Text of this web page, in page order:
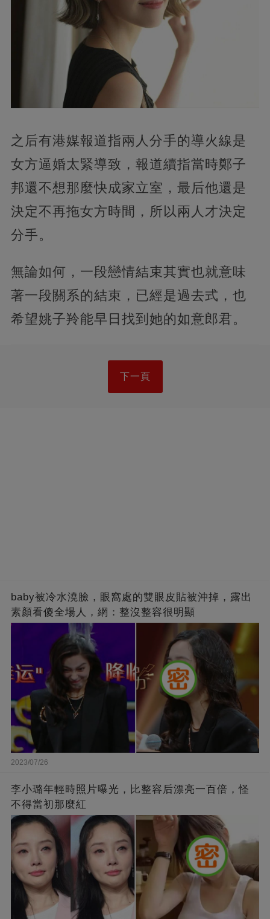
之后有港媒報道指兩人分手的導火線是
女方逼婚太緊導致，報道續指當時鄭子
邦還不想那麼快成家立室，最后他還是
決定不再拖女方時間，所以兩人才決定
分手。
無論如何，一段戀情結束其實也就意味
著一段關系的結束，已經是過去式，也
希望姚子羚能早日找到她的如意郎君。
下一頁
baby被冷水澆臉，眼窩處的雙眼皮貼被沖掉，露出
素顏看傻全場人，網：整沒整容很明顯
2023/07/26
李小璐年輕時照片曝光，比整容后漂亮一百倍，怪
不得當初那麼紅